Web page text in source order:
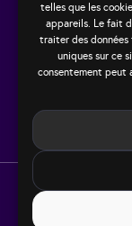
telles que les
appareils. Le fait
traiter des données
uniques sur ce
consentement peut